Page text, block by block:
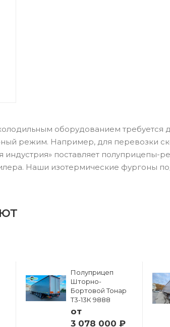
оборудованием требуется
режим. Например, для перевозки
индустрия» поставляет
Наши изотермические фургоны
Полуприцеп
Шторно-
Бортовой Тонар
Т3-13К 9888
от
3 078 000 ₽